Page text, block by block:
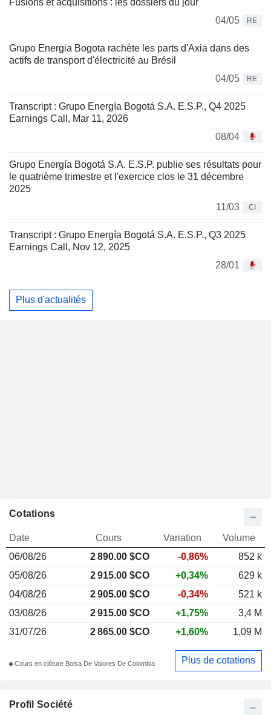
04/05
RE
Grupo Energia Bogota rachète les parts d'Axia dans des
actifs de transport d'électricité au Brésil
04/05
RE
Transcript : Grupo Energía Bogotá S.A. E.S.P., Q4 2025
Earnings Call, Mar 11, 2026
08/04
Grupo Energía Bogotá S.A. E.S.P. publie ses résultats pour
le quatrième trimestre et l'exercice clos le 31 décembre
2025
11/03
CI
Transcript : Grupo Energía Bogotá S.A. E.S.P., Q3 2025
Earnings Call, Nov 12, 2025
28/01
Plus d'actualités
Profil Société
Cotations
Date Cours Variation
Volume
06/08/26
2 890.00 $CO -0,86%
852 k
05/08/26
2 915.00 $CO +0,34%
629 k
04/08/26
2 905.00 $CO -0,34%
521 k
03/08/26
2 915.00 $CO +1,75%
3,4 M
31/07/26
2 865.00 $CO +1,60% 1,09 M
Cours en clôture Bolsa De Valores De Colombia Plus de cotations